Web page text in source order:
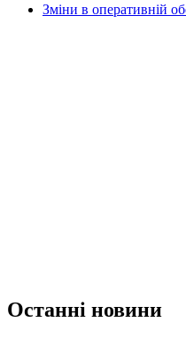
Зміни в оперативній
Останні новини